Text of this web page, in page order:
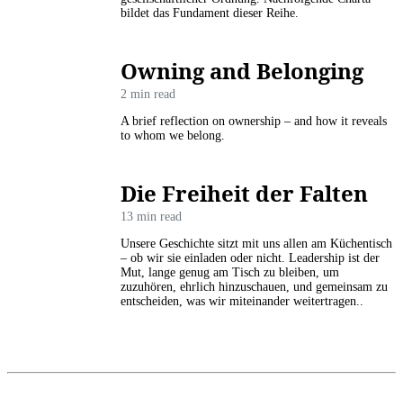
bildet das Fundament dieser Reihe.
Owning and Belonging
2 min read
A brief reflection on ownership – and how it reveals
to whom we belong.
Die Freiheit der Falten
13 min read
Unsere Geschichte sitzt mit uns allen am Küchentisch
– ob wir sie einladen oder nicht. Leadership ist der
Mut, lange genug am Tisch zu bleiben, um
zuzuhören, ehrlich hinzuschauen, und gemeinsam zu
entscheiden, was wir miteinander weitertragen..